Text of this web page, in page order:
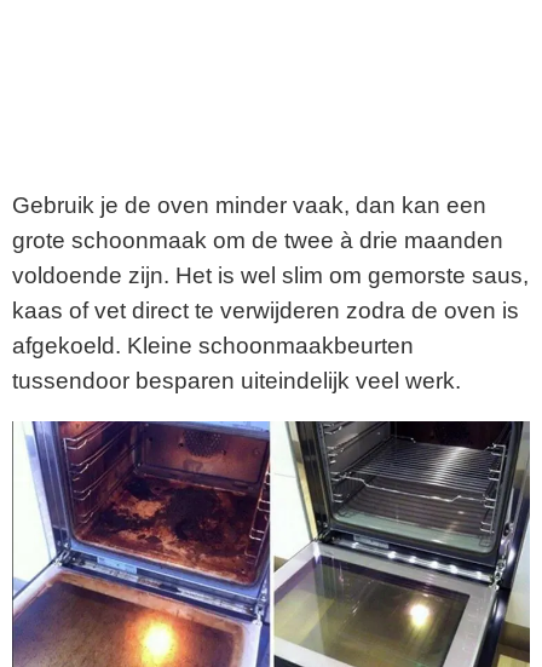
Gebruik je de oven minder vaak, dan kan een
grote schoonmaak om de twee à drie maanden
voldoende zijn. Het is wel slim om gemorste saus,
kaas of vet direct te verwijderen zodra de oven is
afgekoeld. Kleine schoonmaakbeurten
tussendoor besparen uiteindelijk veel werk.